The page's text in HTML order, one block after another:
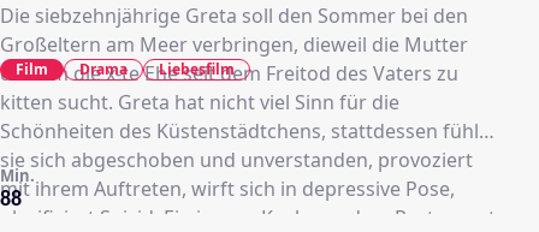
Die siebzehnjährige Greta soll den Sommer bei den
Großeltern am Meer verbringen, dieweil die Mutter
daheim die x-te Ehe seit dem Freitod des Vaters zu
kitten sucht. Greta hat nicht viel Sinn für die
Schönheiten des Küstenstädtchens, stattdessen fühlt
sie sich abgeschoben und unverstanden, provoziert
mit ihrem Auftreten, wirft sich in depressive Pose,
glorifiziert Suizid. Ein junger Koch aus dem Restaurant,
88
Min.
Film Drama Liebesfilm